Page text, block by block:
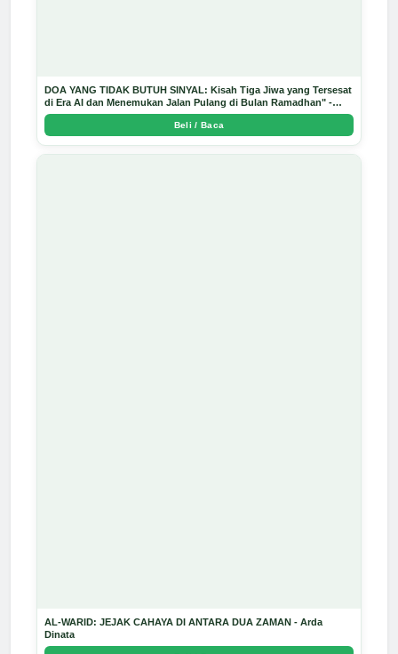
DOA YANG TIDAK BUTUH SINYAL: Kisah Tiga Jiwa yang Tersesat
di Era AI dan Menemukan Jalan Pulang di Bulan Ramadhan" -
Arda Dinata
Beli / Baca
AL-WARID: JEJAK CAHAYA DI ANTARA DUA ZAMAN - Arda
Dinata